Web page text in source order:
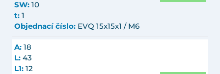
SW: 10
t: 1
Objednací číslo: EVQ 15x15x1 / M6
A: 18
L: 43
L1: 12